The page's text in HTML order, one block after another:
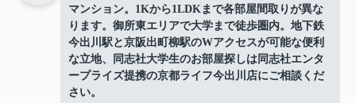
マンション。1Kから1LDKまで各部屋間取りが異な
ります。御所東エリアで大学まで徒歩圏内。地下鉄
今出川駅と京阪出町柳駅のWアクセスが可能な便利
な立地、同志社大学生のお部屋探しは同志社エンタ
ープライズ提携の京都ライフ今出川店にご相談くだ
さい。